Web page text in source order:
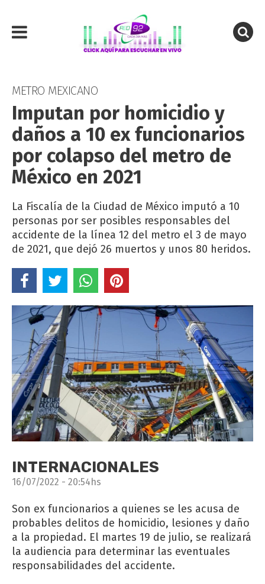
METRO MEXICANO
Imputan por homicidio y
daños a 10 ex funcionarios
por colapso del metro de
México en 2021
La Fiscalía de la Ciudad de México imputó a 10
personas por ser posibles responsables del
accidente de la línea 12 del metro el 3 de mayo
de 2021, que dejó 26 muertos y unos 80 heridos.
INTERNACIONALES
16/07/2022 - 20:54hs
Son ex funcionarios a quienes se les acusa de
probables delitos de homicidio, lesiones y daño
a la propiedad. El martes 19 de julio, se realizará
la audiencia para determinar las eventuales
responsabilidades del accidente.